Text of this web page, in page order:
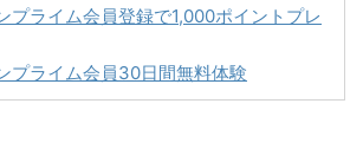
プライム会員登録で1,000ポイントプレ
プライム会員30日間無料体験